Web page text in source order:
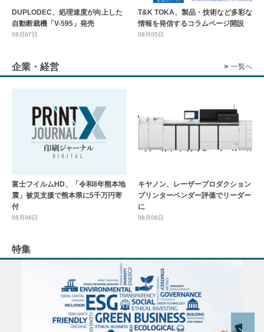
DUPLODEC、処理速度が向上した
自動断裁機「V-595」発売
08月07日
T&K TOKA、製品・技術など多彩な
情報を発信するコラムページ開設
08月05日
企業・経営 一覧へ
富士フイルムHD、「令和8年熊本地
震」被災支援で熊本県に5千万円寄
付
08月06日
キヤノン、レーザープロダクション
プリンターベンダー評価でリーダー
に
08月06日
特集